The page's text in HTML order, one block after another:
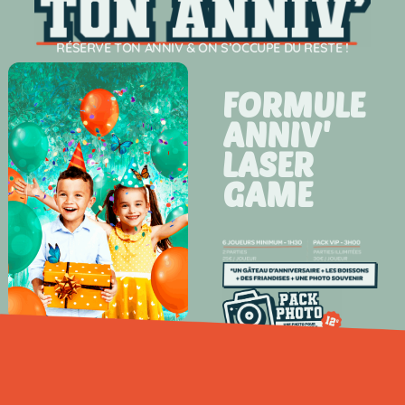
RÉSERVE TON ANNIV & ON S’OCCUPE DU RESTE !
FORMULE
ANNIV'
LASER
GAME